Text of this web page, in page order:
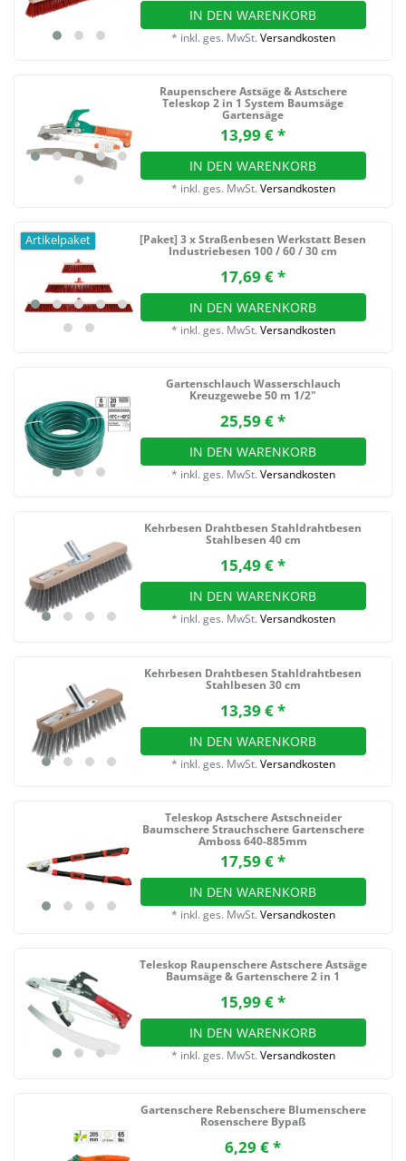
IN DEN WARENKORB
* inkl. ges. MwSt. Versandkosten
Raupenschere Astsäge & Astschere
Teleskop 2 in 1 System Baumsäge
Gartensäge
13,99 € *
IN DEN WARENKORB
* inkl. ges. MwSt. Versandkosten
Artikelpaket [Paket] 3 x Straßenbesen Werkstatt Besen
Industriebesen 100 / 60 / 30 cm
17,69 € *
IN DEN WARENKORB
* inkl. ges. MwSt. Versandkosten
Gartenschlauch Wasserschlauch
Kreuzgewebe 50 m 1/2"
25,59 € *
IN DEN WARENKORB
* inkl. ges. MwSt. Versandkosten
Kehrbesen Drahtbesen Stahldrahtbesen
Stahlbesen 40 cm
15,49 € *
IN DEN WARENKORB
* inkl. ges. MwSt. Versandkosten
Kehrbesen Drahtbesen Stahldrahtbesen
Stahlbesen 30 cm
13,39 € *
IN DEN WARENKORB
* inkl. ges. MwSt. Versandkosten
Teleskop Astschere Astschneider
Baumschere Strauchschere Gartenschere
Amboss 640-885mm
17,59 € *
IN DEN WARENKORB
* inkl. ges. MwSt. Versandkosten
Teleskop Raupenschere Astschere Astsäge
Baumsäge & Gartenschere 2 in 1
15,99 € *
IN DEN WARENKORB
* inkl. ges. MwSt. Versandkosten
Gartenschere Rebenschere Blumenschere
Rosenschere Bypaß
6,29 € *